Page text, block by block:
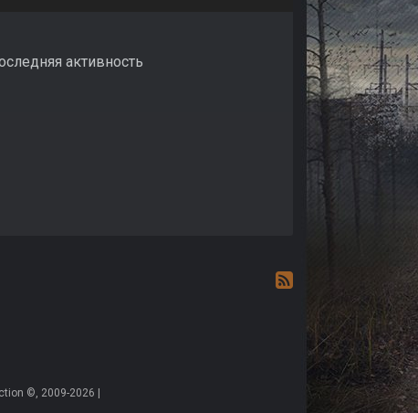
активность
©, 2009-2026 |